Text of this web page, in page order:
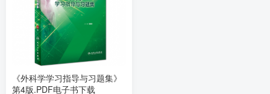
《外科学学习指导与习题集》
第4版.PDF电子书下载